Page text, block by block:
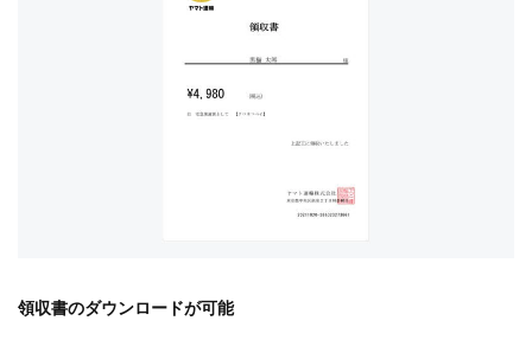
領収書のダウンロードが可能